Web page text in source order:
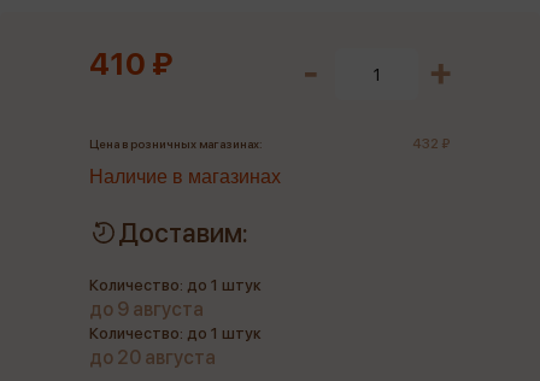
410 ₽
Цена в розничных магазинах: 432 ₽
Наличие в магазинах
Доставим:
Количество: до 1 штук
до 9 августа
Количество: до 1 штук
до 20 августа